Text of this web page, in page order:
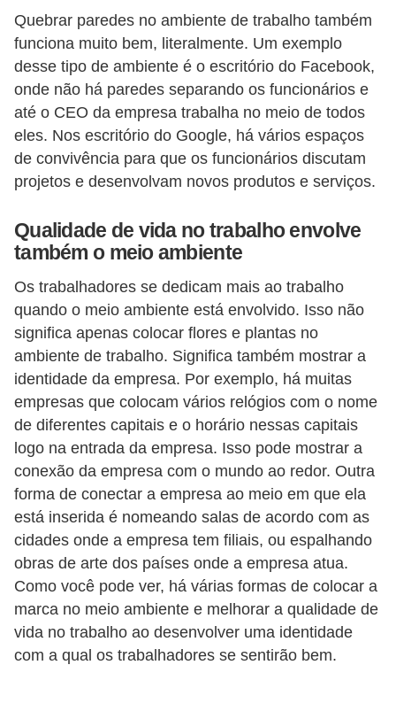
Quebrar paredes no ambiente de trabalho também
funciona muito bem, literalmente. Um exemplo
desse tipo de ambiente é o escritório do Facebook,
onde não há paredes separando os funcionários e
até o CEO da empresa trabalha no meio de todos
eles. Nos escritório do Google, há vários espaços
de convivência para que os funcionários discutam
projetos e desenvolvam novos produtos e serviços.
Qualidade de vida no trabalho envolve
também o meio ambiente
Os trabalhadores se dedicam mais ao trabalho
quando o meio ambiente está envolvido. Isso não
significa apenas colocar flores e plantas no
ambiente de trabalho. Significa também mostrar a
identidade da empresa. Por exemplo, há muitas
empresas que colocam vários relógios com o nome
de diferentes capitais e o horário nessas capitais
logo na entrada da empresa. Isso pode mostrar a
conexão da empresa com o mundo ao redor. Outra
forma de conectar a empresa ao meio em que ela
está inserida é nomeando salas de acordo com as
cidades onde a empresa tem filiais, ou espalhando
obras de arte dos países onde a empresa atua.
Como você pode ver, há várias formas de colocar a
marca no meio ambiente e melhorar a qualidade de
vida no trabalho ao desenvolver uma identidade
com a qual os trabalhadores se sentirão bem.
l
h
o
o
r
t
r
i
a
1
5
0
M
T
E
R
e
c
u
r
s